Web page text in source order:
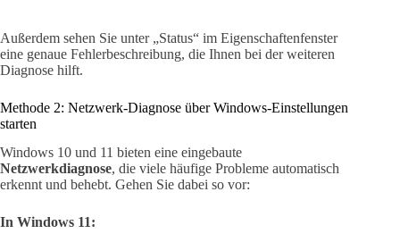
Außerdem sehen Sie unter „Status“ im Eigenschaftenfenster
eine genaue Fehlerbeschreibung, die Ihnen bei der weiteren
Diagnose hilft.
Methode 2: Netzwerk-Diagnose über Windows-Einstellungen
starten
Windows 10 und 11 bieten eine eingebaute
Netzwerkdiagnose, die viele häufige Probleme automatisch
erkennt und behebt. Gehen Sie dabei so vor:
In Windows 11: